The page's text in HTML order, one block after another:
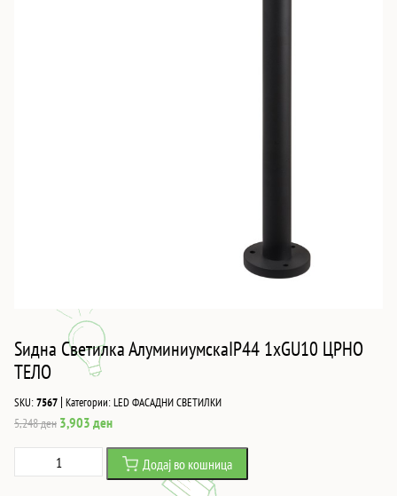
Ѕидна Светилка АлуминиумскаIP44 1xGU10 ЦРНО
ТЕЛО
SKU:7567 | Категории:LED ФАСАДНИ СВЕТИЛКИ
5,248ден Original
was:
5,248 ден.
3,903 денCurrent
price
3,903 ден.
Светилка
Додај во кошница